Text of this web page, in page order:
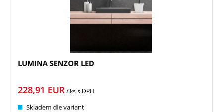
LUMINA SENZOR LED
228,91 EUR/ kss DPH
Skladem dle variant